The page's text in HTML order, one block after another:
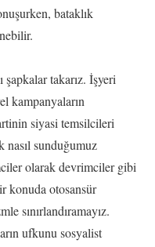
bataklık
takarız. İşyeri
kampanyaların
siyasi temsilcileri
nasıl sunduğumuz
olarak devrimciler gibi
konuda otosansür
sınırlandıramayız.
ufkunu sosyalist